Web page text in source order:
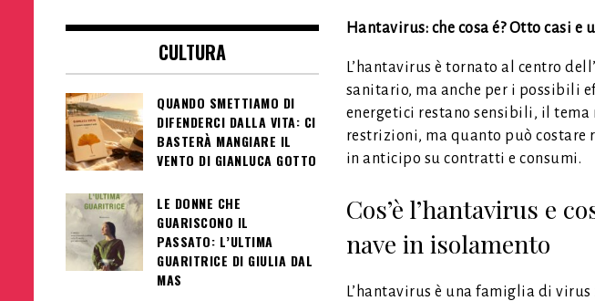
Hantavirus: che cosa é?Otto casi e
L’hantavirus è tornato al centro
sanitario, ma anche per i possibili
energetici restano sensibili, il tema
restrizioni, ma quanto può costare
in anticipo su contratti e consumi.
Cos’è l’hantavirus e
nave in isolamento
L’hantavirus è una famiglia di
CULTURA
QUANDO SMETTIAMO DI
DIFENDERCI DALLA VITA: CI
BASTERÀ MANGIARE IL
VENTO DI GIANLUCA GOTTO
LE DONNE CHE
GUARISCONO IL
PASSATO: L’ULTIMA
GUARITRICE DI GIULIA DAL
MAS